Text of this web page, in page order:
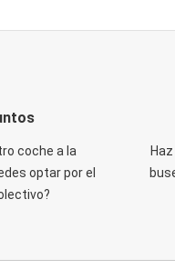
coche a la
optar por el